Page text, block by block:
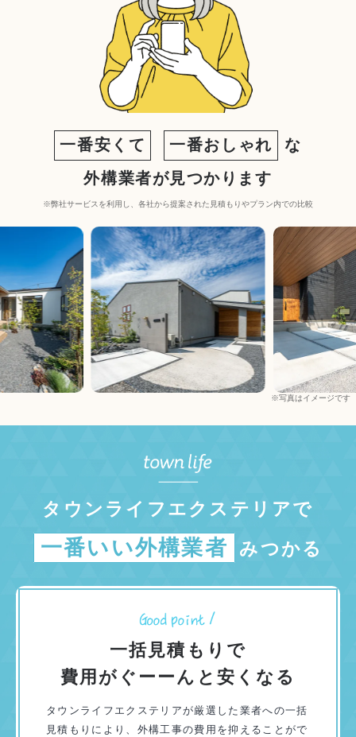
一番安くて 一番おしゃれ
な
外構業者が見つかります
※弊社サービスを利用し、各社から提案された見積もりやプラン内での比較
※写真はイメージです
タウンライフエクステリアで
一番いい外構業者 みつかる
一括見積もりで
費用がぐーーんと安くなる
タウンライフエクステリアが厳選した業者への一括
見積もりにより、外構工事の費用を抑えることがで